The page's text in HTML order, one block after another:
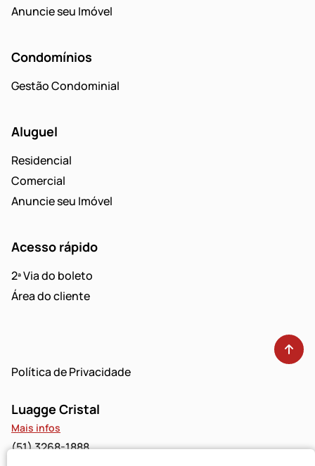
Anuncie seu Imóvel
Condomínios
Gestão Condominial
Aluguel
Residencial
Comercial
Anuncie seu Imóvel
Acesso rápido
2ª Via do boleto
Área do cliente
Política de Privacidade
Luagge Cristal
Mais infos
(51) 3268-1888